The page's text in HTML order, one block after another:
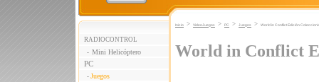
RADIOCONTROL
- Mini Helicóptero
PC
- Juegos
Inicio > VideoJuegos > PC > Juegos > World in Conflict Edición
World in Conflict